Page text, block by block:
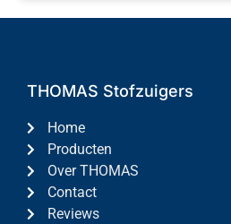
THOMAS Stofzuigers
Home
Producten
Over THOMAS
Contact
Reviews